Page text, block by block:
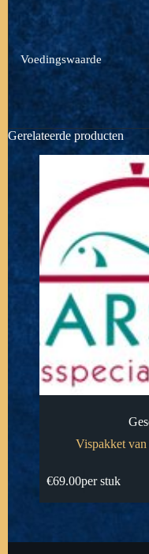
Voedingswaarde
Gerelateerde producten
Vispakket
€69.00per stuk